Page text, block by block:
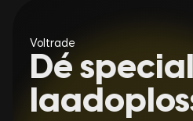
Voltrade
Dé